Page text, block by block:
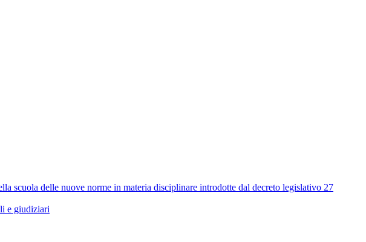
scuola delle nuove norme in materia disciplinare introdotte dal decreto legislativo 27
e giudiziari